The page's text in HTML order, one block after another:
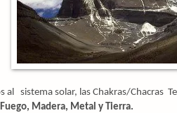
al sistema solar, las Chakras/Chacras
Madera, Metal y Tierra.